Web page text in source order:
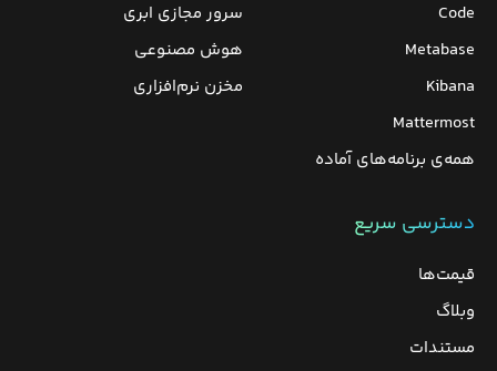
Code
Metabase
Kibana
Mattermost
همه‌ی برنامه‌های آماده
سرور مجازی ابری
هوش مصنوعی
مخزن نرم‌افزاری
دسترسی سریع
قیمت‌ها
وبلاگ
مستندات